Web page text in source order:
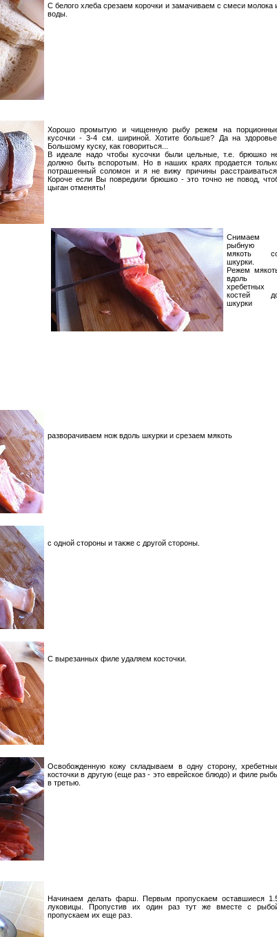
С белого хлеба срезаем корочки и замачиваем с смеси молока
воды.
Хорошо промытую и чищенную рыбу режем на
кусочки - 3-4 см. шириной. Хотите больше? Да на
Большому куску, как говориться...
В идеале надо чтобы кусочки были цельные, т.е. брюшко
должно быть вспоротым. Но в наших краях продается
потрашенный соломон и я не вижу причины расстраиваться.
Короче если Вы повредили брюшко - это точно не повод,
цыган отменять!
Снимаем
рыбную
мякоть
шкурки.
Режем
вдоль
хребетных
костей
шкурки
разворачиваем нож вдоль шкурки и срезаем мякоть
с одной стороны и также с другой стороны.
С вырезанных филе удаляем косточки.
Освобожденную кожу складываем в одну сторону,
косточки в другую (еще раз - это еврейское блюдо) и филе
в третью.
Начинаем делать фарш. Первым пропускаем оставшиеся
луковицы. Пропустив их один раз тут же вместе с
пропускаем их еще раз.